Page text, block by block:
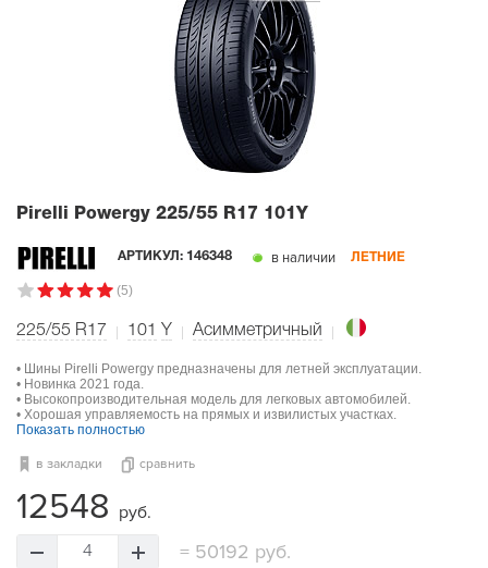
Pirelli Powergy 225/55 R17 101Y
АРТИКУЛ: 146348 в наличии ЛЕТНИЕ
(5)
225/55 R17 101 Y Асимметричный
• Шины Pirelli Powergy предназначены для летней эксплуатации.
• Новинка 2021 года.
• Высокопроизводительная модель для легковых автомобилей.
• Хорошая управляемость на прямых и извилистых участках.
Показать полностью
в закладки сравнить
12548 руб.
4 =50192 руб.